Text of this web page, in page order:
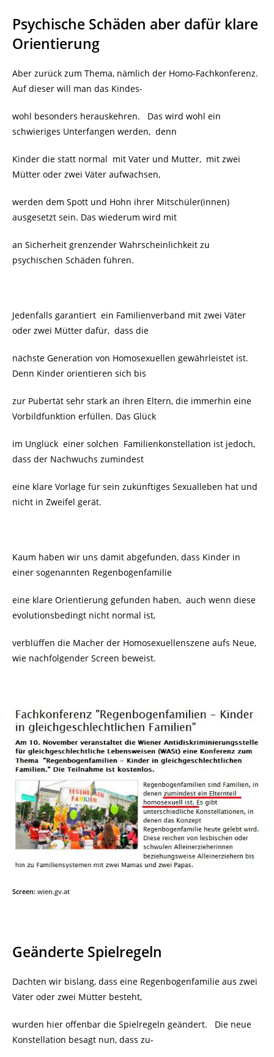
Psychische Schäden aber dafür klare
Orientierung
Aber zurück zum Thema, nämlich der Homo-Fachkonferenz.
Auf dieser will man das Kindes-
wohl besonders herauskehren. Das wird wohl ein
schwieriges Unterfangen werden, denn
Kinder die statt normal mit Vater und Mutter, mit zwei
Mütter oder zwei Väter aufwachsen,
werden dem Spott und Hohn ihrer Mitschüler(innen)
ausgesetzt sein. Das wiederum wird mit
an Sicherheit grenzender Wahrscheinlichkeit zu
psychischen Schäden führen.
Jedenfalls garantiert ein Familienverband mit zwei Väter
oder zwei Mütter dafür, dass die
nächste Generation von Homosexuellen gewährleistet ist.
Denn Kinder orientieren sich bis
zur Pubertät sehr stark an ihren Eltern, die immerhin eine
Vorbildfunktion erfüllen. Das Glück
im Unglück einer solchen Familienkonstellation ist jedoch,
dass der Nachwuchs zumindest
eine klare Vorlage für sein zukünftiges Sexualleben hat und
nicht in Zweifel gerät.
Kaum haben wir uns damit abgefunden, dass Kinder in
einer sogenannten Regenbogenfamilie
eine klare Orientierung gefunden haben, auch wenn diese
evolutionsbedingt nicht normal ist,
verblüffen die Macher der Homosexuellenszene aufs Neue,
wie nachfolgender Screen beweist.
Screen: wien.gv.at
Geänderte Spielregeln
Dachten wir bislang, dass eine Regenbogenfamilie aus zwei
Väter oder zwei Mütter besteht,
wurden hier offenbar die Spielregeln geändert. Die neue
Konstellation besagt nun, dass zu-